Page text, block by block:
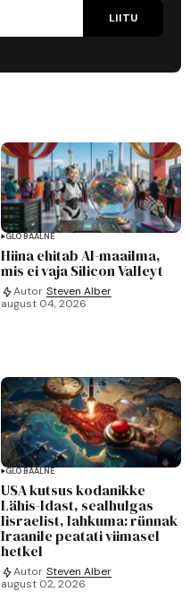
LIITU
GLOBAALNE
Hiina ehitab AI-maailma,
mis ei vaja Silicon Valleyt
Autor Steven Alber
august 04, 2026
GLOBAALNE
USA kutsus kodanikke
Lähis-Idast, sealhulgas
Iisraelist, lahkuma: rünnak
Iraanile peatati viimasel
hetkel
Autor Steven Alber
august 02, 2026